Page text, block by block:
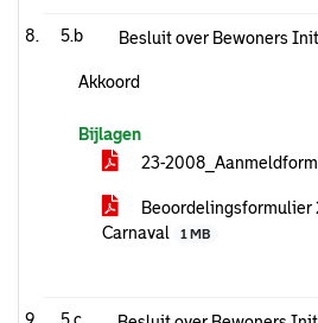
5.b Besluit over Bewoners
Akkoord
Bijlagen
23-
Beoordelingsformulier
Carnaval
1 MB